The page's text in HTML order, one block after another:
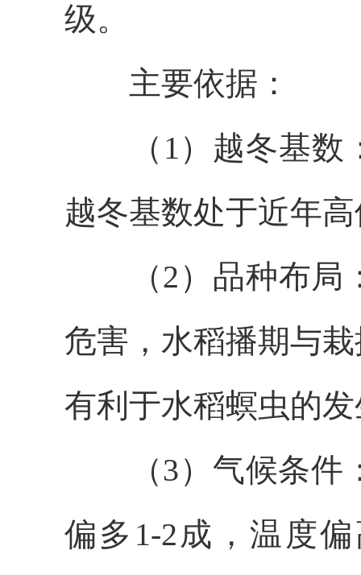
级。
主要依据：
（1） 越冬基数
越冬基数处于近年
（2） 品种布局
危害， 水稻播期与
有利于水稻螟虫的
（3） 气候条件
偏多 1-2成 ，温度